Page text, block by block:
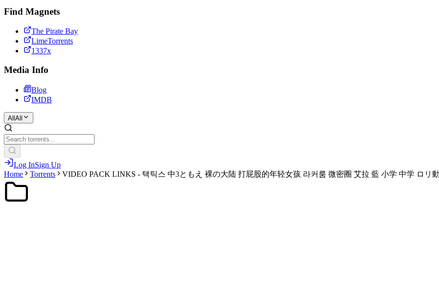
Find Magnets
The Pirate Bay
LimeTorrents
1337x
Media Info
Blog
IMDB
All All
Log InSign Up
Home
Torrents VIDEO PACK LINKS - 택틱스 中3ともえ 裸の大陆 打屁股的年轻女孩 라커룸 微密圈 艾拉 藍 小学 中学 ロリ